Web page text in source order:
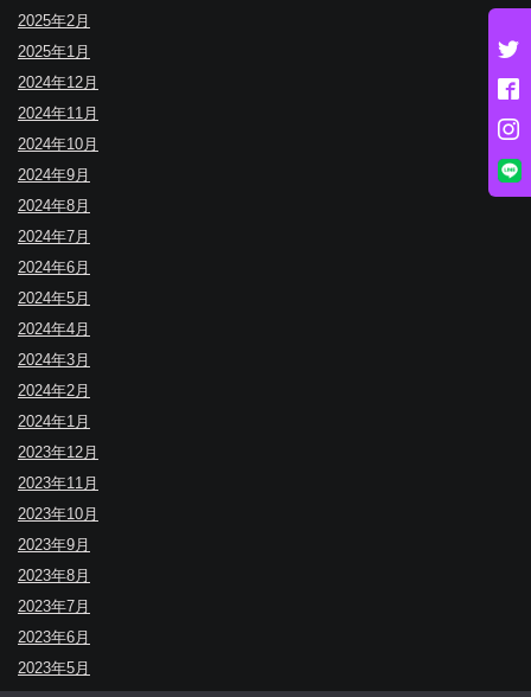
2025年2月
2025年1月
2024年12月
2024年11月
2024年10月
2024年9月
2024年8月
2024年7月
2024年6月
2024年5月
2024年4月
2024年3月
2024年2月
2024年1月
2023年12月
2023年11月
2023年10月
2023年9月
2023年8月
2023年7月
2023年6月
2023年5月